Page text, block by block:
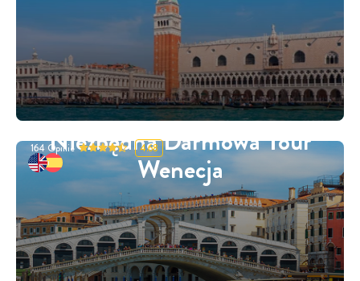
Niezbędna Darmowa Tour
Wenecja
164Opinie 4.68